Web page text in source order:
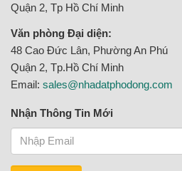
Quận 2, Tp Hồ Chí Minh
Văn phòng Đại diện:
48 Cao Đức Lân, Phường An Phú
Quận 2, Tp.Hồ Chí Minh
Email: sales@nhadatphodong.com
Nhận Thông Tin Mới